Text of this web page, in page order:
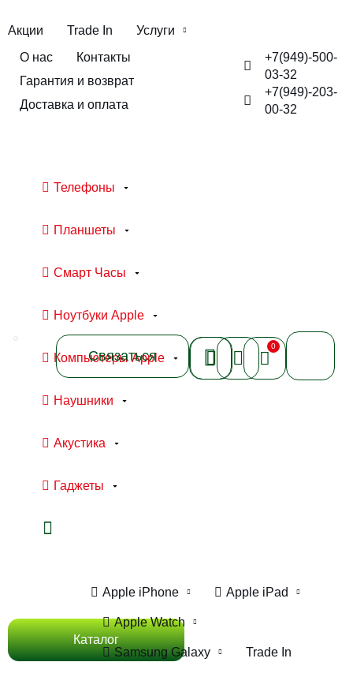
Акции Trade In
Услуги
О нас
Контакты
Гарантия и возврат
Доставка и оплата
+7(949)-500-
03-32
+7(949)-203-
00-32
Телефоны
Планшеты
Смарт Часы
Ноутбуки Apple
Компьютеры Apple
Наушники
Акустика
Гаджеты
Связаться
0
Каталог
Apple iPhone Apple iPad
Apple Watch
Samsung Galaxy Trade In